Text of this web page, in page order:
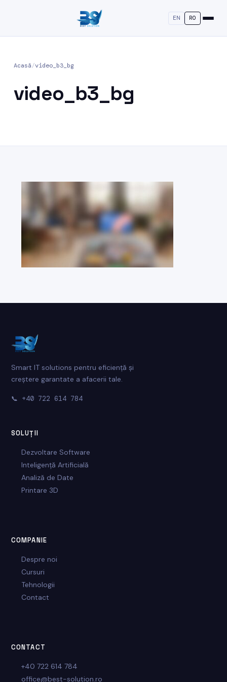
EN RO
Acasă/video_b3_bg
video_b3_bg
Smart IT solutions pentru eficiență și
creștere garantate a afacerii tale.
📞 +40 722 614 784
SOLUȚII
Dezvoltare Software
Inteligență Artificială
Analiză de Date
Printare 3D
COMPANIE
Despre noi
Cursuri
Tehnologii
Contact
CONTACT
+40 722 614 784
office@best-solution.ro